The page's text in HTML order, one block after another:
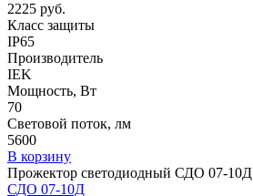
2225 руб.
Класс защиты
IP65
Производитель
IEK
Мощность, Вт
70
Световой поток, лм
5600
В корзину
Прожектор светодиодный СДО 07-10Д
СДО 07-10Д